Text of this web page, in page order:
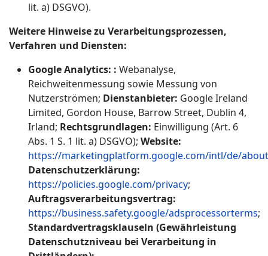
lit. a) DSGVO).
Weitere Hinweise zu Verarbeitungsprozessen,
Verfahren und Diensten:
Google Analytics: : Webanalyse,
Reichweitenmessung sowie Messung von
Nutzerströmen; Dienstanbieter: Google Ireland
Limited, Gordon House, Barrow Street, Dublin 4,
Irland; Rechtsgrundlagen: Einwilligung (Art. 6
Abs. 1 S. 1 lit. a) DSGVO); Website:
https://marketingplatform.google.com/intl/de/
Datenschutzerklärung:
https://policies.google.com/privacy;
Auftragsverarbeitungsvertrag:
https://business.safety.google/adsprocessorterms;
Standardvertragsklauseln (Gewährleistung
Datenschutzniveau bei Verarbeitung in